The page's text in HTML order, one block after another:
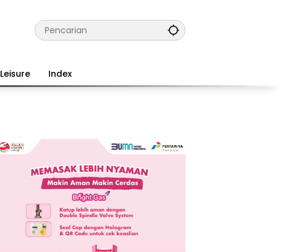
Leisure Index